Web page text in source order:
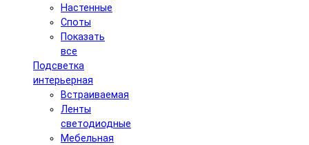
Настенные
Споты
Показать
все
Подсветка
интерьерная
Встраиваемая
Ленты
светодиодные
Мебельная